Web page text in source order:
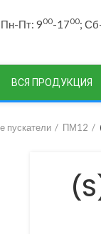
Пт: 900-1700;
ВСЯ ПРОДУКЦИЯ
пускатели ПМ12